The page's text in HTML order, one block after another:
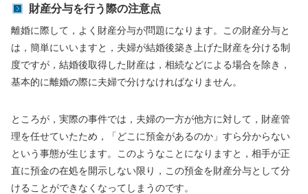
財産分与を行う際の注意点
離婚に際して，よく財産分与が問題になります。この財産分与と
は，簡単にいいますと，夫婦が結婚後築き上げた財産を分ける制
度ですが，結婚後取得した財産は，相続などによる場合を除き，
基本的に離婚の際に夫婦で分けなければなりません。
ところが，実際の事件では，夫婦の一方が他方に対して，財産管
理を任せていたため，「どこに預金があるのか」すら分からない
という事態が生じます。このようなことになりますと，相手が正
直に預金の在処を開示しない限り，この預金を財産分与として分
けることができなくなってしまうのです。